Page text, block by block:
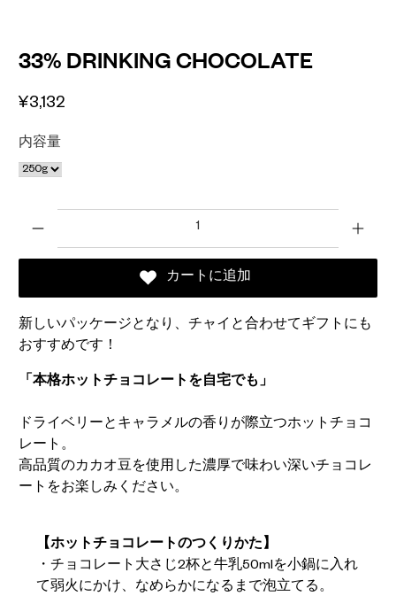
33% DRINKING CHOCOLATE
¥3,132
内容量
カートに追加
新しいパッケージとなり、チャイと合わせてギフトにも
おすすめです！
「本格ホットチョコレートを自宅でも」
ドライベリーとキャラメルの香りが際立つホットチョコ
レート。
高品質のカカオ豆を使用した濃厚で味わい深いチョコレ
ートをお楽しみください。
【ホットチョコレートのつくりかた】
・チョコレート大さじ2杯と牛乳50mlを小鍋に入れ
て弱火にかけ、なめらかになるまで泡立てる。